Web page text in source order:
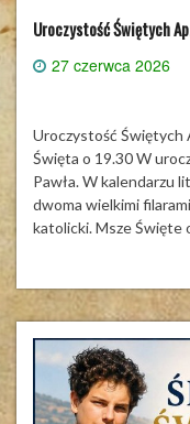
Uroczystość Świętych
27 czerwca 2026
Uroczystość Świętych
Święta o 19.30 W
Pawła. W kalendarzu
dwoma wielkimi
katolicki. Msze Święte